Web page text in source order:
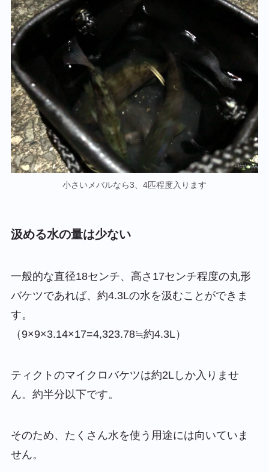
小さいメバルなら3、4匹程度入ります
汲める水の量は少ない
一般的な直径18センチ、高さ17センチ程度の丸形
バケツであれば、約4.3Lの水を汲むことができま
す。
（9×9×3.14×17=4,323.78≒約4.3L）
ティクトのマイクロバケツは約2Lしか入りませ
ん。約半分以下です。
そのため、たくさん水を使う用途には向いていま
せん。